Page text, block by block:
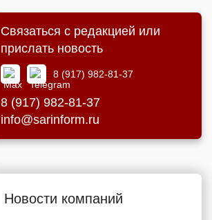
Связаться с редакцией или
прислать новость
8 (917) 982-81-37
8 (917) 982-81-37
info@sarinform.ru
Новости компаний